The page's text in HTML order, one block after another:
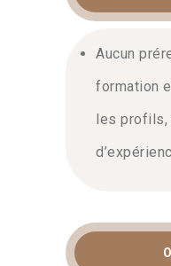
prévenir
La prévention
efficace pour
des
guident pour
Aucun
formation
les profils,